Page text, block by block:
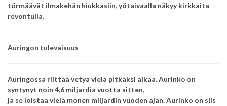
törmäävät ilmakehän hiukkasiin, yötaivaalla näkyy kirkkaita
revontulia.
Auringon tulevaisuus
Auringossa riittää vetyä vielä pitkäksi aikaa. Aurinko on
syntynyt noin 4,6 miljardia vuotta sitten,
ja se loistaa vielä monen miljardin vuoden ajan. Aurinko on siis